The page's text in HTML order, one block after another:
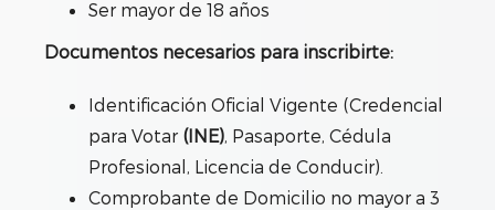
Ser mayor de 18 años
Documentos necesarios para inscribirte:
Identificación Oficial Vigente (Credencial
para Votar (INE), Pasaporte, Cédula
Profesional, Licencia de Conducir).
Comprobante de Domicilio no mayor a 3